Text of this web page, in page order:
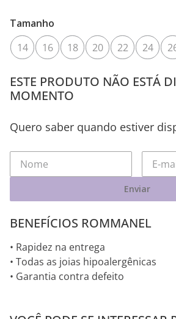
Tamanho
14
16 18 20 22 24
ESTE PRODUTO NÃO ESTÁ
MOMENTO
Quero saber quando estiver
Enviar
BENEFÍCIOS ROMMANEL
• Rapidez na entrega
• Todas as joias hipoalergênicas
• Garantia contra defeito